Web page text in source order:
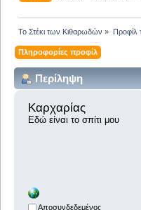
Το Στέκι των Κιθαρωδών » Προφίλ
Πληροφορίες προφίλ
Περίληψη
Καρχαρίας
Εδώ είναι το σπίτι μου
Αποσυνδεδεμένος